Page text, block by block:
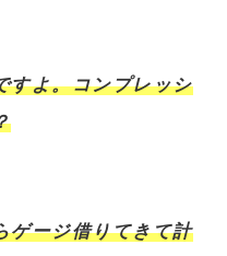
すよ。コンプレッシ
ゲージ借りてきて計